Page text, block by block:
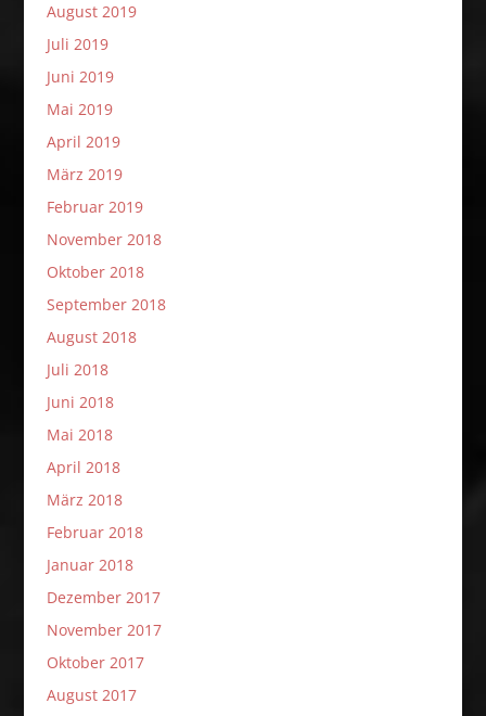
August 2019
Juli 2019
Juni 2019
Mai 2019
April 2019
März 2019
Februar 2019
November 2018
Oktober 2018
September 2018
August 2018
Juli 2018
Juni 2018
Mai 2018
April 2018
März 2018
Februar 2018
Januar 2018
Dezember 2017
November 2017
Oktober 2017
August 2017